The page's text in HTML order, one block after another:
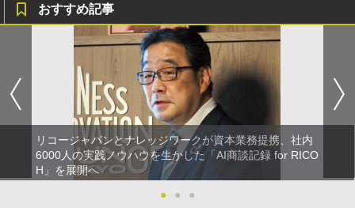
おすすめ記事
リコージャパンとナレッジワークが資本業務提携、社内
6000人の実践ノウハウを生かした「AI商談記録 for RICO
H」を展開へ
●
● ●